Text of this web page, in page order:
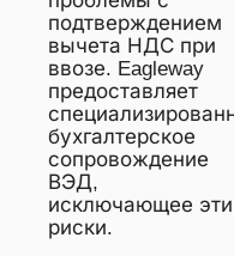
подтверждением
вычета НДС при
ввозе. Eagleway
предоставляет
бухгалтерское
сопровождение
ВЭД,
исключающее эти
риски.